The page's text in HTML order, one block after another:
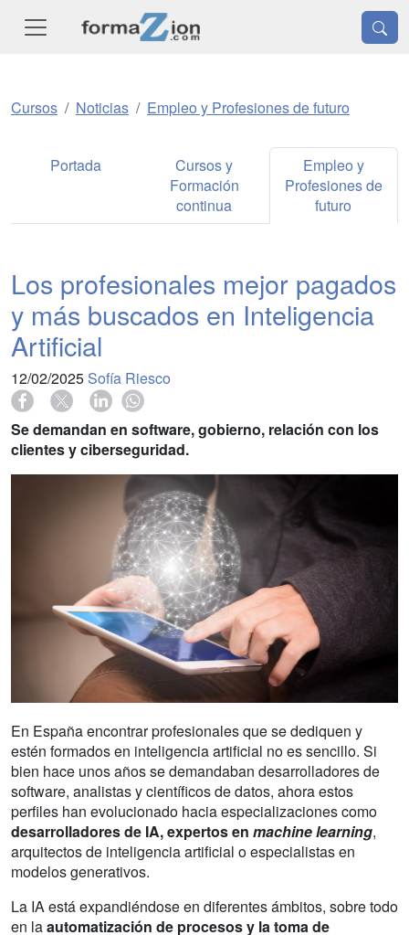
Cursos Noticias Empleo y Profesiones de futuro
Portada
Cursos y
Formación
continua
Empleo y
Profesiones de
futuro
Los profesionales mejor pagados
y más buscados en Inteligencia
Artificial
12/02/2025 Sofía Riesco
Se demandan en software, gobierno, relación con los
clientes y ciberseguridad.
En España encontrar profesionales que se dediquen y
estén formados en inteligencia artificial no es sencillo. Si
bien hace unos años se demandaban desarrolladores de
software, analistas y científicos de datos, ahora estos
perfiles han evolucionado hacia especializaciones como
desarrolladores de IA, expertos en machine learning,
arquitectos de inteligencia artificial o especialistas en
modelos generativos.
La IA está expandiéndose en diferentes ámbitos, sobre todo
en laautomatización de procesos y la toma de